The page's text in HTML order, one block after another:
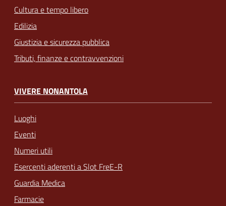
Cultura e tempo libero
Edilizia
Giustizia e sicurezza pubblica
Tributi, finanze e contravvenzioni
VIVERE NONANTOLA
Luoghi
Eventi
Numeri utili
Esercenti aderenti a Slot FreE-R
Guardia Medica
Farmacie